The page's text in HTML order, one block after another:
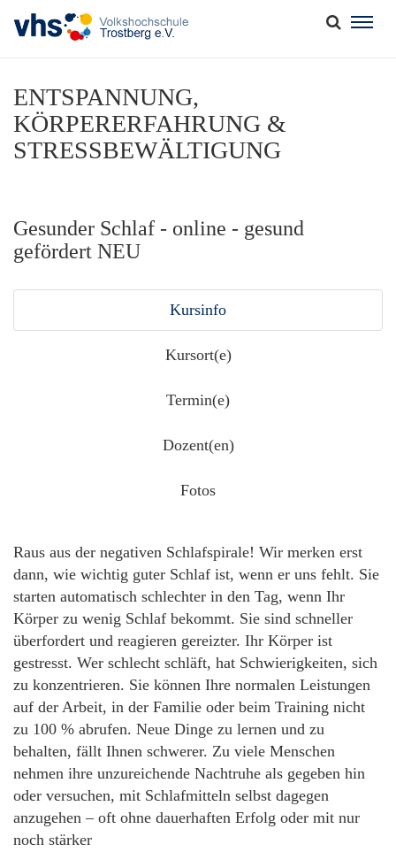
ENTSPANNUNG,
KÖRPERERFAHRUNG &
STRESSBEWÄLTIGUNG
Gesunder Schlaf - online - gesund
gefördert NEU
Kursinfo
Kursort(e)
Termin(e)
Dozent(en)
Fotos
Raus aus der negativen Schlafspirale! Wir merken erst
dann, wie wichtig guter Schlaf ist, wenn er uns fehlt. Sie
starten automatisch schlechter in den Tag, wenn Ihr
Körper zu wenig Schlaf bekommt. Sie sind schneller
überfordert und reagieren gereizter. Ihr Körper ist
gestresst. Wer schlecht schläft, hat Schwierigkeiten, sich
zu konzentrieren. Sie können Ihre normalen Leistungen
auf der Arbeit, in der Familie oder beim Training nicht
zu 100 % abrufen. Neue Dinge zu lernen und zu
behalten, fällt Ihnen schwerer. Zu viele Menschen
nehmen ihre unzureichende Nachtruhe als gegeben hin
oder versuchen, mit Schlafmitteln selbst dagegen
anzugehen – oft ohne dauerhaften Erfolg oder mit nur
noch stärker